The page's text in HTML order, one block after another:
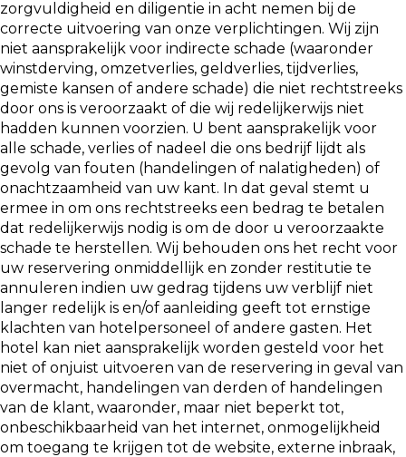
zorgvuldigheid en diligentie in acht nemen bij de
correcte uitvoering van onze verplichtingen. Wij zijn
niet aansprakelijk voor indirecte schade (waaronder
winstderving, omzetverlies, geldverlies, tijdverlies,
gemiste kansen of andere schade) die niet rechtstreeks
door ons is veroorzaakt of die wij redelijkerwijs niet
hadden kunnen voorzien. U bent aansprakelijk voor
alle schade, verlies of nadeel die ons bedrijf lijdt als
gevolg van fouten (handelingen of nalatigheden) of
onachtzaamheid van uw kant. In dat geval stemt u
ermee in om ons rechtstreeks een bedrag te betalen
dat redelijkerwijs nodig is om de door u veroorzaakte
schade te herstellen. Wij behouden ons het recht voor
uw reservering onmiddellijk en zonder restitutie te
annuleren indien uw gedrag tijdens uw verblijf niet
langer redelijk is en/of aanleiding geeft tot ernstige
klachten van hotelpersoneel of andere gasten. Het
hotel kan niet aansprakelijk worden gesteld voor het
niet of onjuist uitvoeren van de reservering in geval van
overmacht, handelingen van derden of handelingen
van de klant, waaronder, maar niet beperkt tot,
onbeschikbaarheid van het internet, onmogelijkheid
om toegang te krijgen tot de website, externe inbraak,